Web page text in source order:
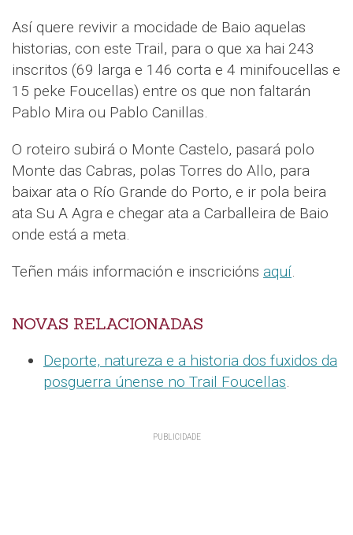
Así quere revivir a mocidade de Baio aquelas
historias, con este Trail, para o que xa hai 243
inscritos (69 larga e 146 corta e 4 minifoucellas e
15 peke Foucellas) entre os que non faltarán
Pablo Mira ou Pablo Canillas.
O roteiro subirá o Monte Castelo, pasará polo
Monte das Cabras, polas Torres do Allo, para
baixar ata o Río Grande do Porto, e ir pola beira
ata Su A Agra e chegar ata a Carballeira de Baio
onde está a meta.
Teñen máis información e inscricións aquí.
NOVAS RELACIONADAS
Deporte, natureza e a historia dos fuxidos da
posguerra únense no Trail Foucellas.